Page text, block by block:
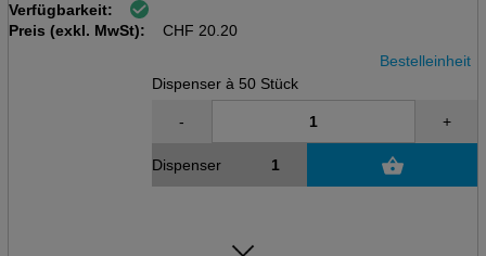
nitril, 0.15mm
orange, 24cm, Disp. 50 Stk
Verfügbarkeit:
Preis (exkl. MwSt):
CHF 20.20
Bestelleinheit
Dispenser à 50 Stück
- +
Dispenser